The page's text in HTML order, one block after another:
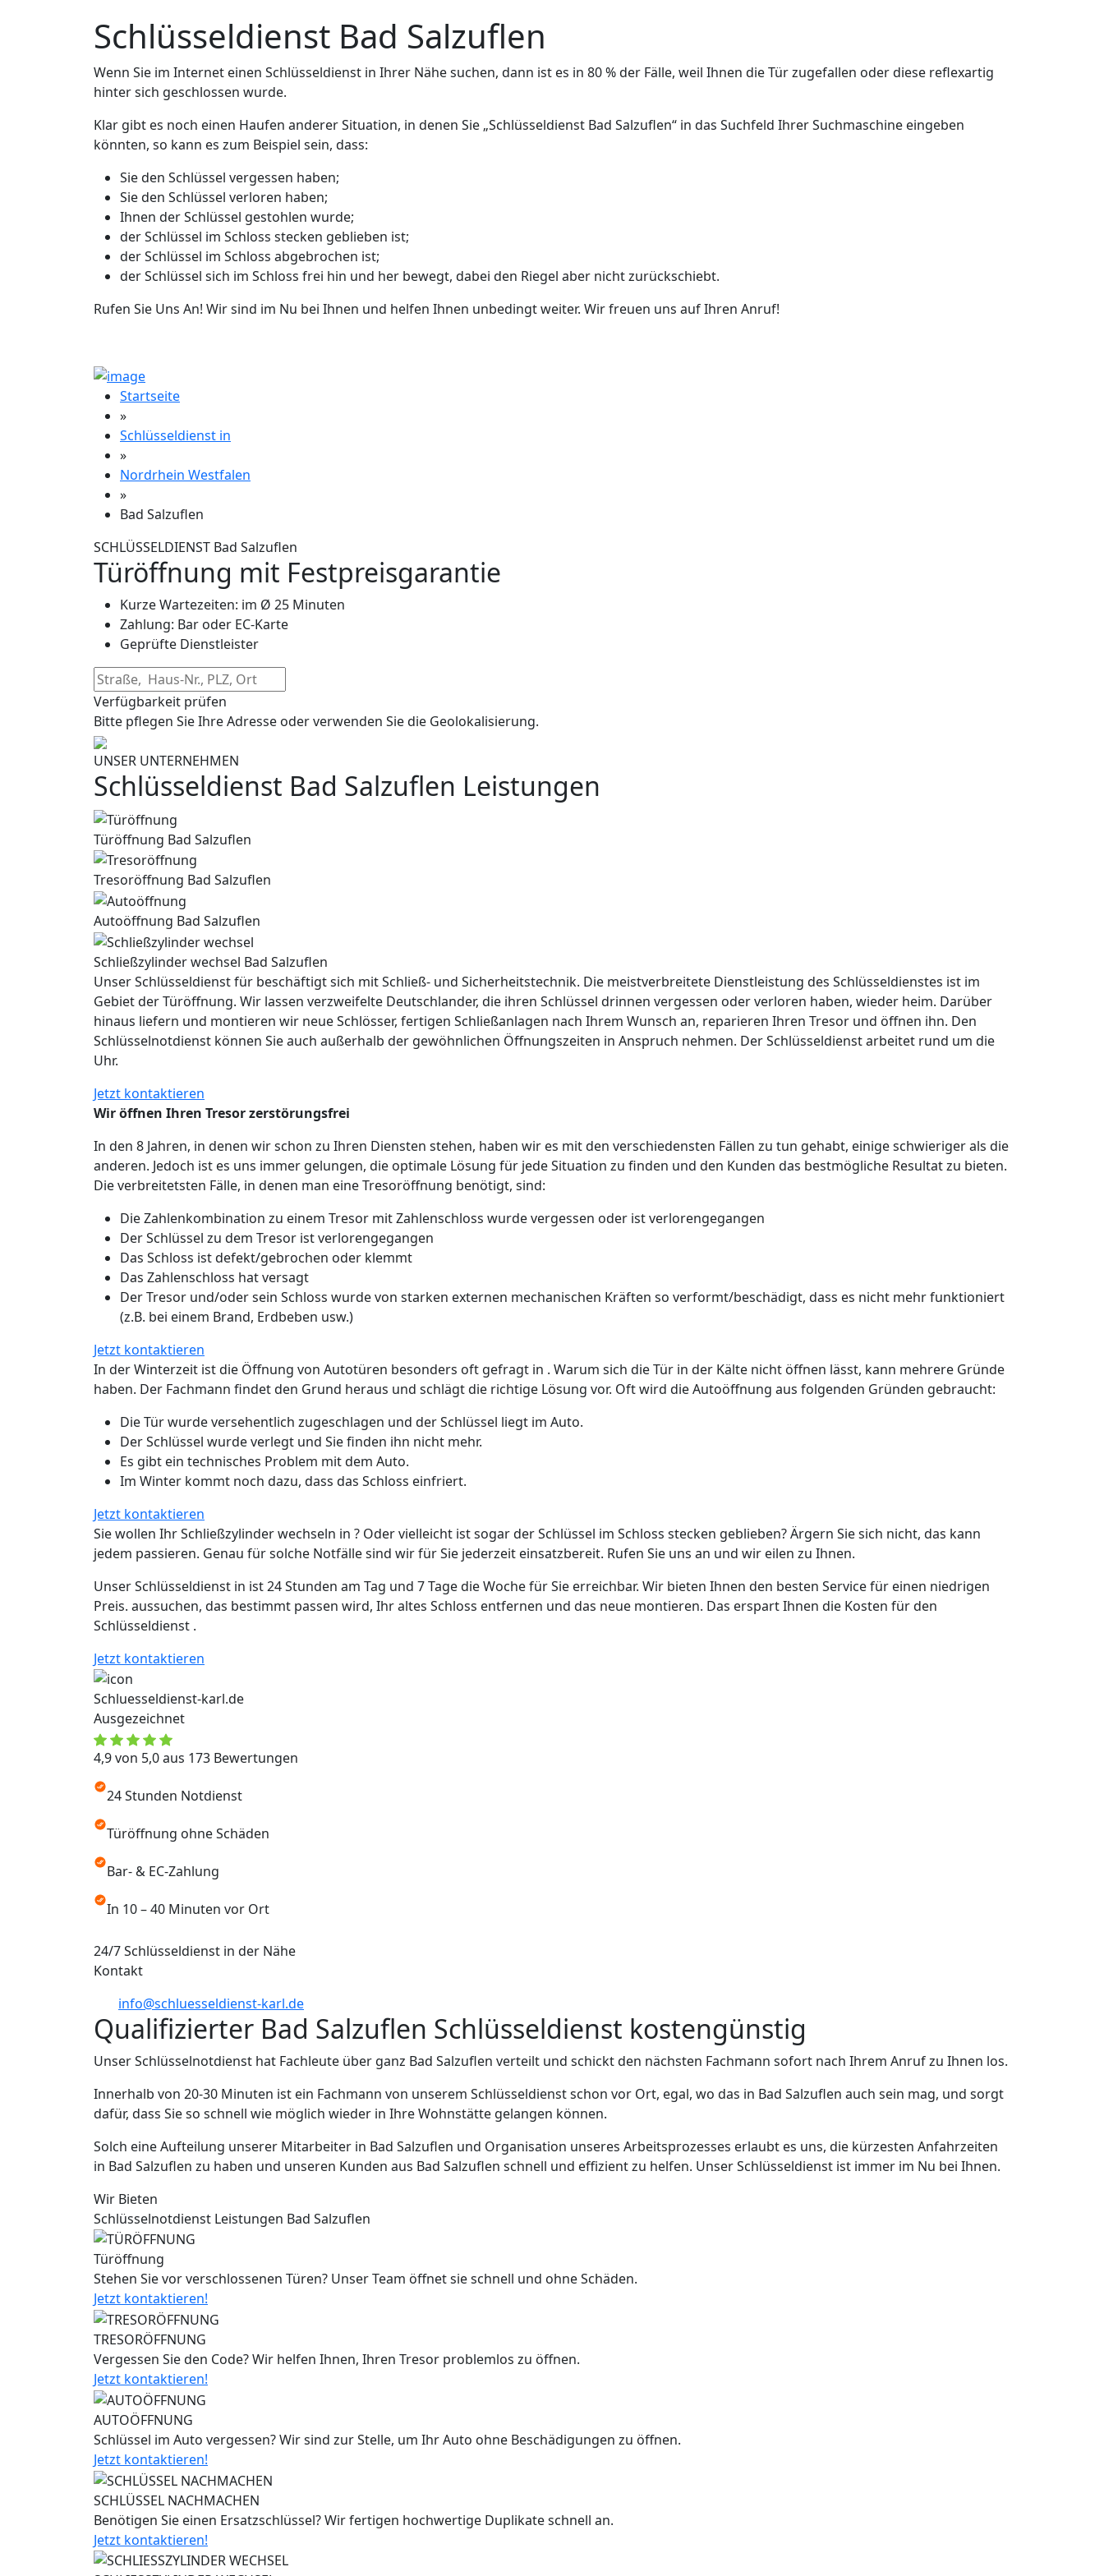
Schlüsseldienst Bad Salzuflen
Wenn Sie im Internet einen Schlüsseldienst in Ihrer Nähe suchen, dann ist es in 80 % der Fälle, weil Ihnen die Tür zugefallen oder diese reflexartig
hinter sich geschlossen wurde.
Klar gibt es noch einen Haufen anderer Situation, in denen Sie „Schlüsseldienst Bad Salzuflen“ in das Suchfeld Ihrer Suchmaschine eingeben
könnten, so kann es zum Beispiel sein, dass:
Sie den Schlüssel vergessen haben;
Sie den Schlüssel verloren haben;
Ihnen der Schlüssel gestohlen wurde;
der Schlüssel im Schloss stecken geblieben ist;
der Schlüssel im Schloss abgebrochen ist;
der Schlüssel sich im Schloss frei hin und her bewegt, dabei den Riegel aber nicht zurückschiebt.
Rufen Sie Uns An! Wir sind im Nu bei Ihnen und helfen Ihnen unbedingt weiter. Wir freuen uns auf Ihren Anruf!
Startseite
»
Schlüsseldienst in
»
Nordrhein Westfalen
»
Bad Salzuflen
SCHLÜSSELDIENST Bad Salzuflen
Türöffnung mit Festpreisgarantie
Kurze Wartezeiten: im Ø 25 Minuten
Zahlung: Bar oder EC-Karte
Geprüfte Dienstleister
Verfügbarkeit prüfen
Bitte pflegen Sie Ihre Adresse oder verwenden Sie die Geolokalisierung.
UNSER UNTERNEHMEN
Schlüsseldienst Bad Salzuflen Leistungen
Türöffnung Bad Salzuflen
Tresoröffnung Bad Salzuflen
Autoöffnung Bad Salzuflen
Schließzylinder wechsel Bad Salzuflen
Unser Schlüsseldienst für beschäftigt sich mit Schließ- und Sicherheitstechnik. Die meistverbreitete Dienstleistung des Schlüsseldienstes ist im
Gebiet der Türöffnung. Wir lassen verzweifelte Deutschlander, die ihren Schlüssel drinnen vergessen oder verloren haben, wieder heim. Darüber
hinaus liefern und montieren wir neue Schlösser, fertigen Schließanlagen nach Ihrem Wunsch an, reparieren Ihren Tresor und öffnen ihn. Den
Schlüsselnotdienst können Sie auch außerhalb der gewöhnlichen Öffnungszeiten in Anspruch nehmen. Der Schlüsseldienst arbeitet rund um die
Uhr.
Jetzt kontaktieren
Wir öffnen Ihren Tresor zerstörungsfrei
In den 8 Jahren, in denen wir schon zu Ihren Diensten stehen, haben wir es mit den verschiedensten Fällen zu tun gehabt, einige schwieriger als die
anderen. Jedoch ist es uns immer gelungen, die optimale Lösung für jede Situation zu finden und den Kunden das bestmögliche Resultat zu bieten.
Die verbreitetsten Fälle, in denen man eine Tresoröffnung benötigt, sind:
Die Zahlenkombination zu einem Tresor mit Zahlenschloss wurde vergessen oder ist verlorengegangen
Der Schlüssel zu dem Tresor ist verlorengegangen
Das Schloss ist defekt/gebrochen oder klemmt
Das Zahlenschloss hat versagt
Der Tresor und/oder sein Schloss wurde von starken externen mechanischen Kräften so verformt/beschädigt, dass es nicht mehr funktioniert
(z.B. bei einem Brand, Erdbeben usw.)
Jetzt kontaktieren
In der Winterzeit ist die Öffnung von Autotüren besonders oft gefragt in . Warum sich die Tür in der Kälte nicht öffnen lässt, kann mehrere Gründe
haben. Der Fachmann findet den Grund heraus und schlägt die richtige Lösung vor. Oft wird die Autoöffnung aus folgenden Gründen gebraucht:
Die Tür wurde versehentlich zugeschlagen und der Schlüssel liegt im Auto.
Der Schlüssel wurde verlegt und Sie finden ihn nicht mehr.
Es gibt ein technisches Problem mit dem Auto.
Im Winter kommt noch dazu, dass das Schloss einfriert.
Jetzt kontaktieren
Sie wollen Ihr Schließzylinder wechseln in ? Oder vielleicht ist sogar der Schlüssel im Schloss stecken geblieben? Ärgern Sie sich nicht, das kann
jedem passieren. Genau für solche Notfälle sind wir für Sie jederzeit einsatzbereit. Rufen Sie uns an und wir eilen zu Ihnen.
Unser Schlüsseldienst in ist 24 Stunden am Tag und 7 Tage die Woche für Sie erreichbar. Wir bieten Ihnen den besten Service für einen niedrigen
Preis. aussuchen, das bestimmt passen wird, Ihr altes Schloss entfernen und das neue montieren. Das erspart Ihnen die Kosten für den
Schlüsseldienst .
Jetzt kontaktieren
Schluesseldienst-karl.de
Ausgezeichnet
4,9 von 5,0 aus 173 Bewertungen
24 Stunden Notdienst
Türöffnung ohne Schäden
Bar- & EC-Zahlung
In 10 – 40 Minuten vor Ort
24/7 Schlüsseldienst in der Nähe
Kontakt
info@schluesseldienst-karl.de
Qualifizierter Bad Salzuflen Schlüsseldienst kostengünstig
Unser Schlüsselnotdienst hat Fachleute über ganz Bad Salzuflen verteilt und schickt den nächsten Fachmann sofort nach Ihrem Anruf zu Ihnen los.
Innerhalb von 20-30 Minuten ist ein Fachmann von unserem Schlüsseldienst schon vor Ort, egal, wo das in Bad Salzuflen auch sein mag, und sorgt
dafür, dass Sie so schnell wie möglich wieder in Ihre Wohnstätte gelangen können.
Solch eine Aufteilung unserer Mitarbeiter in Bad Salzuflen und Organisation unseres Arbeitsprozesses erlaubt es uns, die kürzesten Anfahrzeiten
in Bad Salzuflen zu haben und unseren Kunden aus Bad Salzuflen schnell und effizient zu helfen. Unser Schlüsseldienst ist immer im Nu bei Ihnen.
Wir Bieten
Schlüsselnotdienst Leistungen Bad Salzuflen
Türöffnung
Stehen Sie vor verschlossenen Türen? Unser Team öffnet sie schnell und ohne Schäden.
Jetzt kontaktieren!
TRESORÖFFNUNG
Vergessen Sie den Code? Wir helfen Ihnen, Ihren Tresor problemlos zu öffnen.
Jetzt kontaktieren!
AUTOÖFFNUNG
Schlüssel im Auto vergessen? Wir sind zur Stelle, um Ihr Auto ohne Beschädigungen zu öffnen.
Jetzt kontaktieren!
SCHLÜSSEL NACHMACHEN
Benötigen Sie einen Ersatzschlüssel? Wir fertigen hochwertige Duplikate schnell an.
Jetzt kontaktieren!